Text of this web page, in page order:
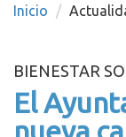
inicio
Inicio
BIENESTAR
El